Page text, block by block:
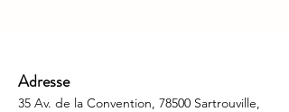
Adresse
35 Av. de la Convention, 78500 Sartrouville,